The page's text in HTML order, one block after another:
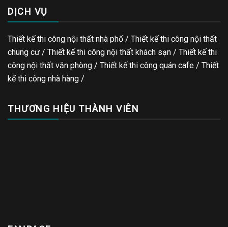
DỊCH VỤ
Thiết kế thi công nội thất nhà phố / Thiết kế thi công nội thất
chung cư / Thiết kế thi công nội thất khách sạn / Thiết kế thi
công nội thất văn phòng / Thiết kế thi công quán cafe / Thiết
kế thi công nhà hàng /
THƯƠNG HIỆU THÀNH VIÊN